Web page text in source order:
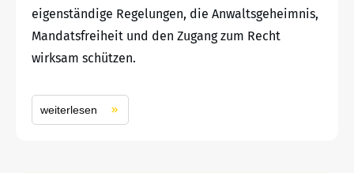
eigenständige Regelungen, die Anwaltsgeheimnis,
Mandatsfreiheit und den Zugang zum Recht
wirksam schützen.
weiterlesen